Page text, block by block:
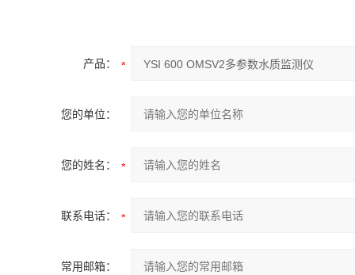
产品：
您的单位：
您的姓名：
联系电话：
常用邮箱：